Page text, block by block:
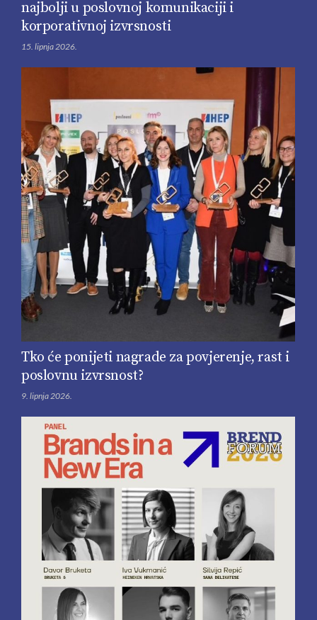
najbolji u poslovnoj komunikaciji i
korporativnoj izvrsnosti
15. lipnja 2026.
Tko će ponijeti nagrade za povjerenje, rast i
poslovnu izvrsnost?
9. lipnja 2026.